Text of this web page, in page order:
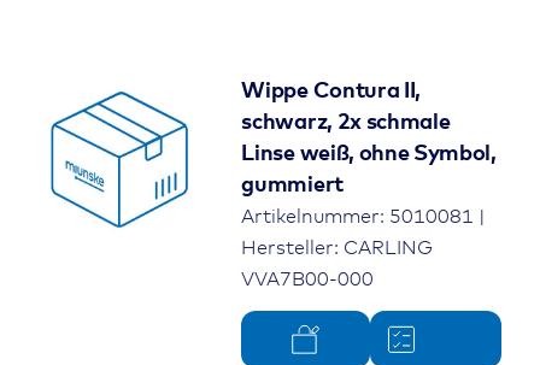
Wippe Contura II,
schwarz, 2x schmale
Linse weiß, ohne Symbol,
gummiert
Artikelnummer: 5010081 |
Hersteller: CARLING
VVA7B00-000